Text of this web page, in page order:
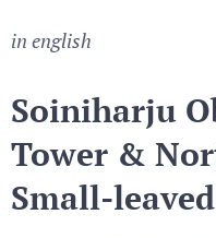
in english
Soiniharju
Tower &
Small-